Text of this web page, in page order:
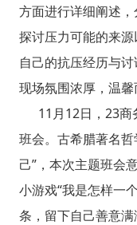
方面进行详细阐述
探讨压力可能的来
自己的抗压经历与
现场氛围浓厚，温馨
11月12日，23商
班会。古希腊著名
己”，本次主题班会
小游戏“我是怎样一
条，留下自己善意